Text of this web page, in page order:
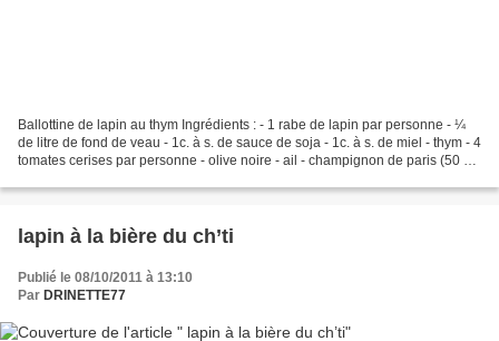
Ballottine de lapin au thym Ingrédients : - 1 rabe de lapin par personne - ¼
de litre de fond de veau - 1c. à s. de sauce de soja - 1c. à s. de miel - thym - 4
tomates cerises par personne - olive noire - ail - champignon de paris (50 g)
lapin à la bière du ch’ti
Publié le 08/10/2011 à 13:10
Par DRINETTE77